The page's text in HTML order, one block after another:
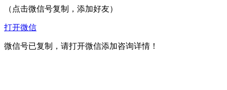
（点击微信号复制，添加好友）
打开微信
微信号已复制，请打开微信添加咨询详情！